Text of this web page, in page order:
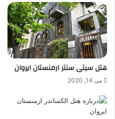
هتل سیتی سنتر ارمنستان ایروان
می 14, 2020